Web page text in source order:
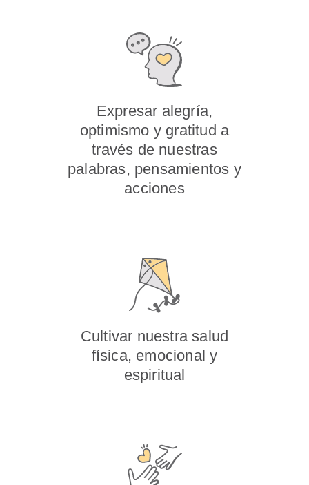
Expresar alegría,
optimismo y gratitud a
través de nuestras
palabras, pensamientos y
acciones
Cultivar nuestra salud
física, emocional y
espiritual